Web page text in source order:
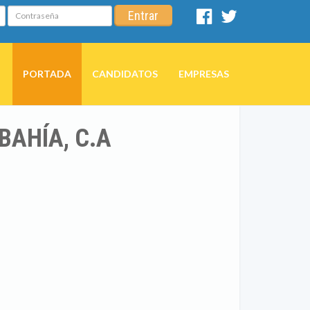
Contraseña Entrar
Facebook
PORTADA CANDIDATOS EMPRESAS
C.A